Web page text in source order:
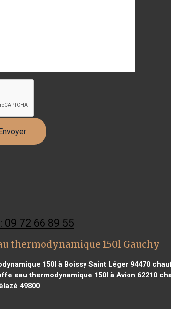
09 72 66 89 55
thermodynamique 150l Gauchy
150l à Boissy Saint Léger 94470
eau thermodynamique 150l à Avion 62210
49800